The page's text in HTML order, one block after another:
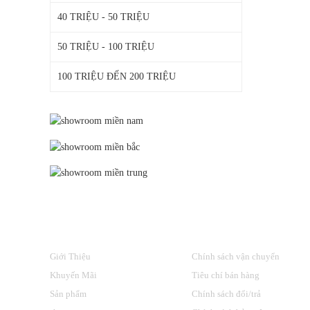
40 TRIỆU - 50 TRIỆU
50 TRIỆU - 100 TRIỆU
100 TRIỆU ĐẾN 200 TRIỆU
Giới Thiệu
Khuyến Mãi
Sản phẩm
Chính sách vận chuyển
Tiêu chí bán hàng
Chính sách đổi/trả